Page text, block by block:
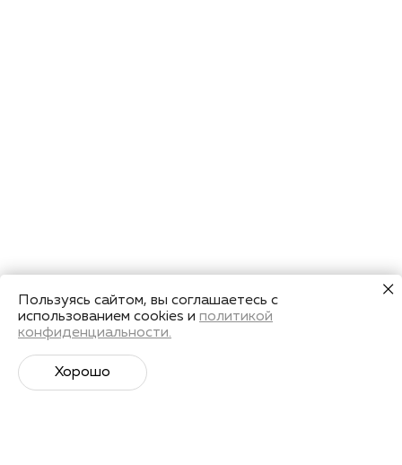
Пользуясь сайтом, вы соглашаетесь с
использованием cookies и политикой
конфиденциальности.
Хорошо